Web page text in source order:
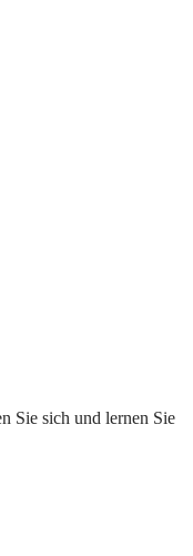
Sie sich und lernen Sie